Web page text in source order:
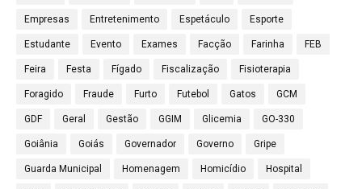
Empresas Entretenimento Espetáculo Esporte
Estudante Evento Exames Facção Farinha FEB
Feira Festa Fígado Fiscalização Fisioterapia
Foragido Fraude Furto Futebol Gatos GCM
GDF Geral Gestão GGIM Glicemia GO-330
Goiânia Goiás Governador Governo Gripe
Guarda Municipal Homenagem Homicídio Hospital